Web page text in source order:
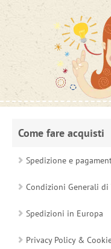
Come fare acquisti
Spedizione e
Condizioni Generali di
Spedizioni in Europa
Privacy Policy &